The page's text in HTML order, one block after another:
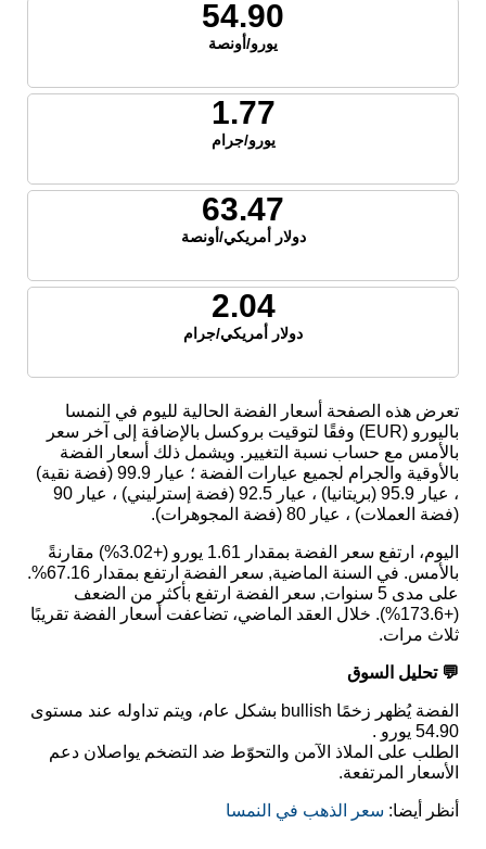
54.90
يورو/أونصة
1.77
يورو/جرام
63.47
دولار أمريكي/أونصة
2.04
دولار أمريكي/جرام
تعرض هذه الصفحة أسعار الفضة الحالية لليوم في النمسا
باليورو (EUR) وفقًا لتوقيت بروكسل بالإضافة إلى آخر سعر
بالأمس مع حساب نسبة التغيير. ويشمل ذلك أسعار الفضة
بالأوقية والجرام لجميع عيارات الفضة ؛ عيار 99.9 (فضة نقية)
، عيار 95.9 (بريتانيا) ، عيار 92.5 (فضة إسترليني) ، عيار 90
(فضة العملات) ، عيار 80 (فضة المجوهرات).
اليوم، ارتفع سعر الفضة بمقدار 1.61 يورو (+3.02%) مقارنةً
بالأمس. في السنة الماضية, سعر الفضة ارتفع بمقدار 67.16%.
على مدى 5 سنوات, سعر الفضة ارتفع بأكثر من الضعف
(+173.6%). خلال العقد الماضي، تضاعفت أسعار الفضة تقريبًا
ثلاث مرات.
💬 تحليل السوق
الفضة يُظهر زخمًا bullish بشكل عام، ويتم تداوله عند مستوى
54.90 يورو .
الطلب على الملاذ الآمن والتحوّط ضد التضخم يواصلان دعم
الأسعار المرتفعة.
أنظر أيضا: سعر الذهب في النمسا